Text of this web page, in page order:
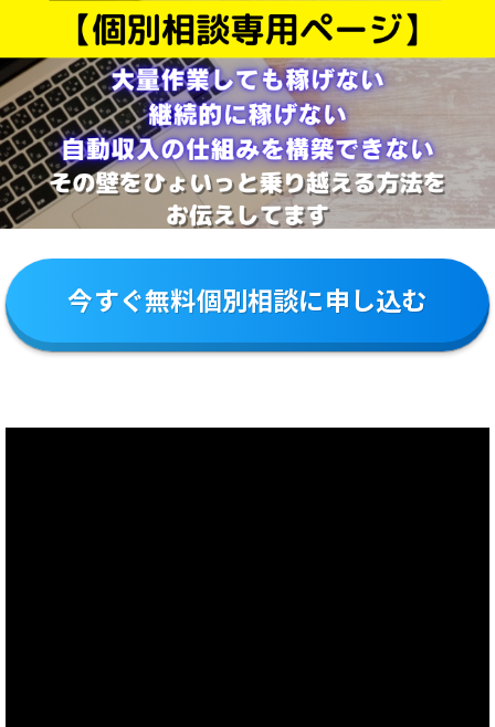
今すぐ無料個別相談に申し込む